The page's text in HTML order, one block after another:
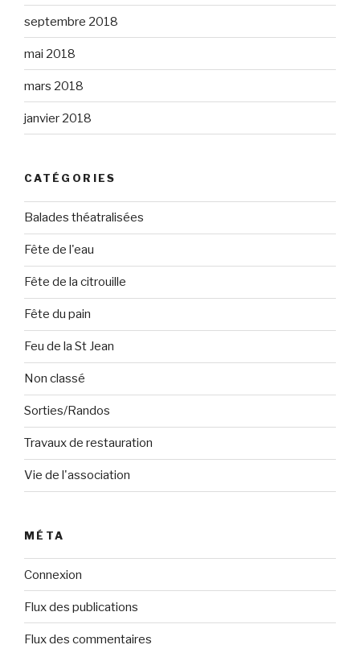
septembre 2018
mai 2018
mars 2018
janvier 2018
CATÉGORIES
Balades théatralisées
Fête de l'eau
Fête de la citrouille
Fête du pain
Feu de la St Jean
Non classé
Sorties/Randos
Travaux de restauration
Vie de l'association
MÉTA
Connexion
Flux des publications
Flux des commentaires